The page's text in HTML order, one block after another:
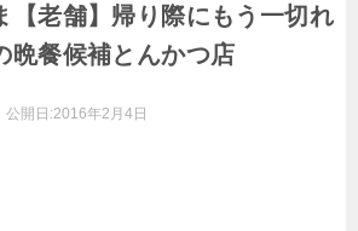
【老舗】帰り際にもう一切れ
晩餐候補とんかつ店
公開日:2016年2月4日